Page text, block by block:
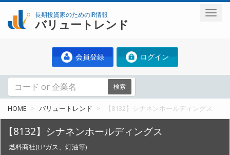
長期投資家のためのIR情報
バリュートレンド
会員登録 ログイン
検索
HOME バリュートレンド 【8132】シナネンホールディングス
【8132】シナネンホールディングス
燃料商社(LPガス、灯油等)